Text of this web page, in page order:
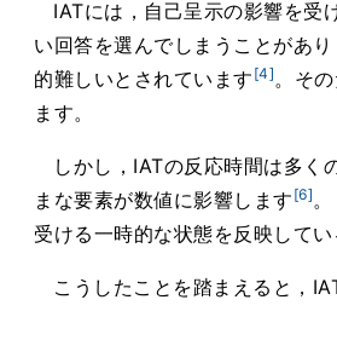
IATには，自己呈示の影響を受
い回答を選んでしまうことがあ
的難しいとされています [4]。そ
ます。
しかし，IATの反応時間は多く
まな要素が数値に影響します [6]
受ける一時的な状態を反映して
こうしたことを踏まえると，